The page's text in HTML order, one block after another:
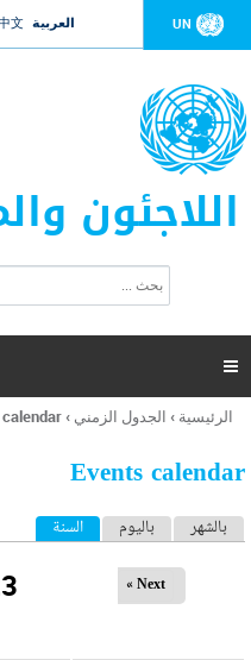
UN العربية 文
اللاجئون
ت
ر
ل
ح
ب

أنت
هنا
الرئيسية › الجدول الزمني ›
Events calendar
ا بالشهر باليوم السنة (علامة
Next »